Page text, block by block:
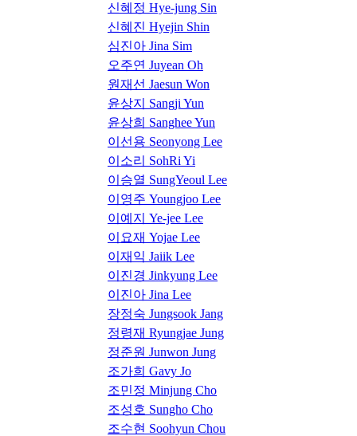
신혜정 Hye-jung Sin
신혜진 Hyejin Shin
심진아 Jina Sim
오주연 Juyean Oh
원재선 Jaesun Won
윤상지 Sangji Yun
윤상희 Sanghee Yun
이선용 Seonyong Lee
이소리 SohRi Yi
이승열 SungYeoul Lee
이영주 Youngjoo Lee
이예지 Ye-jee Lee
이요재 Yojae Lee
이재익 Jaiik Lee
이진경 Jinkyung Lee
이진아 Jina Lee
장정숙 Jungsook Jang
정령재 Ryungjae Jung
정준원 Junwon Jung
조가희 Gavy Jo
조민정 Minjung Cho
조성호 Sungho Cho
조수현 Soohyun Chou